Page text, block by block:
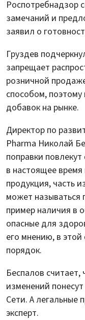
Роспотребнадзор
замечаний и
заявил о
Груздев
запрещает
розничной
способом,
добавок на рынке.
Директор по
Pharma Николай
поправки
в настоящее
продукция, часть
может называться
пример наличия в
опасные для
его мнению, в
порядок.
Беспалов считает,
изменений
Сети. А легальные
эксперт.